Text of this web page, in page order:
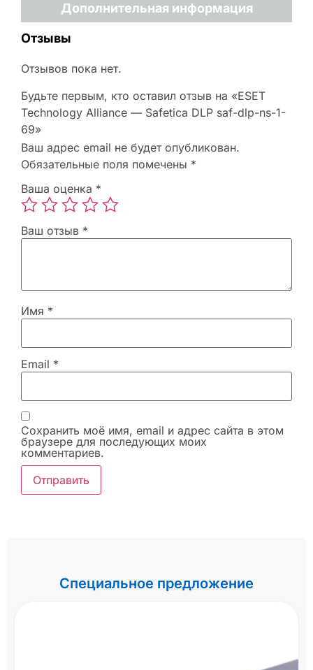
Дополнительная информация
Отзывы
Отзывов пока нет.
Будьте первым, кто оставил отзыв на «ESET
Technology Alliance — Safetica DLP saf-dlp-ns-1-
69»
Ваш адрес email не будет опубликован.
Обязательные поля помечены *
Ваша оценка *
Ваш отзыв *
Имя *
Email *
Сохранить моё имя, email и адрес сайта в этом
браузере для последующих моих
комментариев.
Специальное предложение